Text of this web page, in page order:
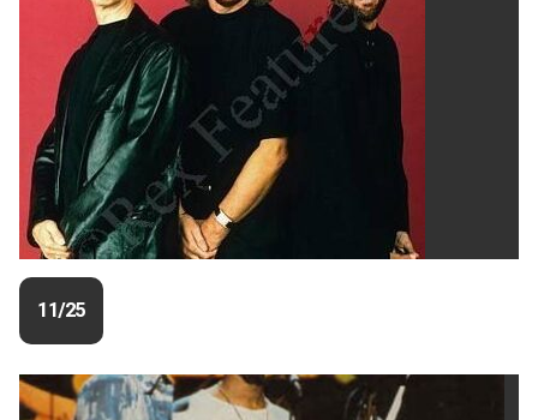
11/25